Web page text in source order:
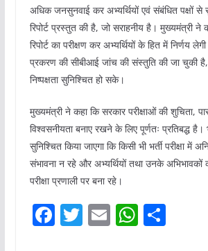
अधिक जनसुनवाई कर अभ्यर्थियों एवं संबंधित पक्षों से
रिपोर्ट प्रस्तुत की है, जो सराहनीय है। मुख्यमंत्री ने
रिपोर्ट का परीक्षण कर अभ्यर्थियों के हित में निर्णय
प्रकरण की सीबीआई जांच की संस्तुति की जा चुकी
निष्पक्षता सुनिश्चित हो सके।
मुख्यमंत्री ने कहा कि सरकार परीक्षाओं की शुचिता,
विश्वसनीयता बनाए रखने के लिए पूर्णतः प्रतिबद्ध है।
सुनिश्चित किया जाएगा कि किसी भी भर्ती परीक्षा में
संभावना न रहे और अभ्यर्थियों तथा उनके अभिभावकों
परीक्षा प्रणाली पर बना रहे।
F T E W S